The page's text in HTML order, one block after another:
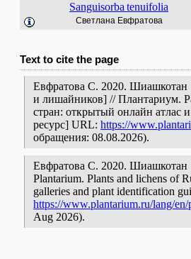
Sanguisorba tenuifolia
Светлана Евфратова
Text to cite the page
Евфратова С. 2020. Шиашкотан
и лишайников] // Плантариум.
стран: открытый онлайн атлас
ресурс] URL: https://
обращения: 08.08.2026).
Евфратова С. 2020. Шиашкотан
Plantarium. Plants and lichens of
galleries and plant identification
https://www.plantarium.ru/lang/
Aug 2026).